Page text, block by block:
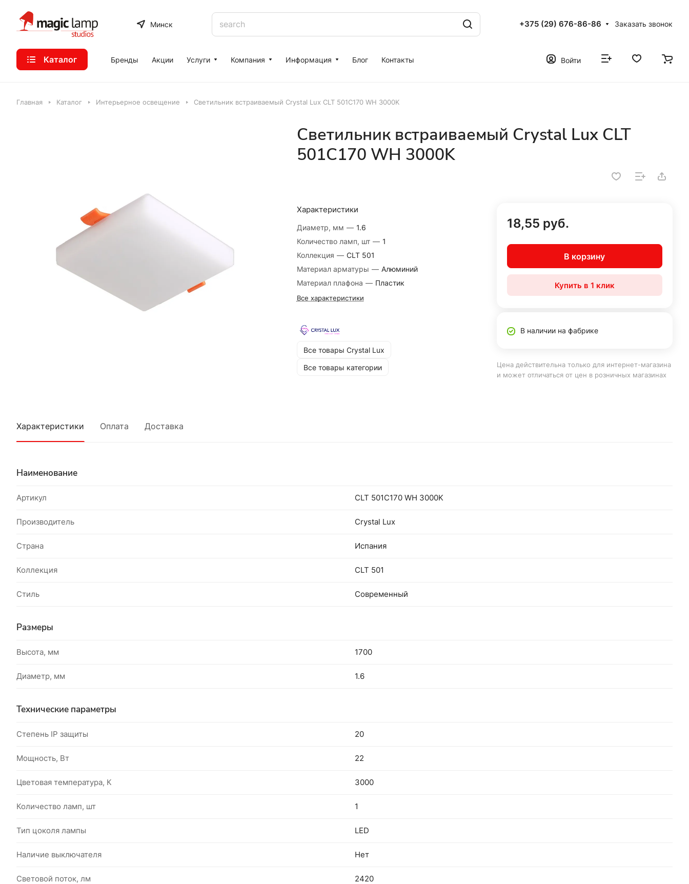
Минск +375 (29) 676-86-86 Заказать звонок
Каталог Бренды Акции Услуги Компания Информация Блог Контакты Войти
Главная Каталог Интерьерное освещение Светильник встраиваемый Crystal Lux CLT 501C170 WH 3000K
Светильник встраиваемый Crystal Lux CLT
501C170 WH 3000K
Характеристики
Диаметр, мм — 1.6
Количество ламп, шт — 1
Коллекция — CLT 501
Материал арматуры — Алюминий
Материал плафона — Пластик
Все характеристики
Все товары Crystal Lux
Все товары категории
18,55 руб.
В корзину
Купить в 1 клик
В наличии на фабрике
Цена действительна только для интернет-магазина
и может отличаться от цен в розничных магазинах
Характеристики Оплата Доставка
Наименование
Артикул CLT 501C170 WH 3000K
Производитель Crystal Lux
Страна Испания
Коллекция CLT 501
Стиль Современный
Размеры
Высота, мм 1700
Диаметр, мм 1.6
Технические параметры
Степень IP защиты 20
Мощность, Вт 22
Цветовая температура, К 3000
Количество ламп, шт 1
Тип цоколя лампы LED
Наличие выключателя Нет
Световой поток, лм 2420